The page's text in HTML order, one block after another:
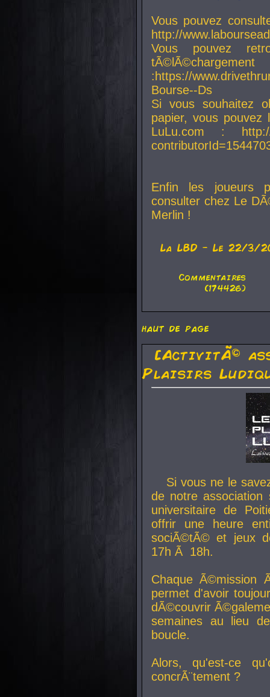
Vous pouvez
http://
Vous pouvez
:https://
Bourse--Ds
Si vous souhaitez
papier, vous
LuLu.com : http://
Enfin les joueurs
consulter chez Le
Merlin !
La LBD - Le 22/3/
Commentaires
(174426)
haut de page
[ActivitÃ©
Plaisirs
Si vous ne le
de notre
universitaire de
offrir une heure
sociÃ©tÃ© et jeux
17h Ã 18h.
Chaque Ã©mission
permet d'avoir
dÃ©couvrir
semaines au lieu
boucle.
Alors, qu'est-ce
concrÃ¨tement ?